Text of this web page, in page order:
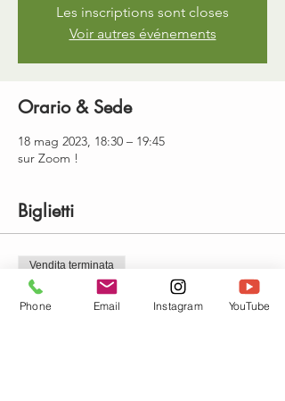
Les inscriptions sont closes
Voir autres événements
Orario & Sede
18 mag 2023, 18:30 – 19:45
sur Zoom !
Biglietti
Vendita terminata
Tipo di biglietto
Cours en visio + replay 1 mois
Phone Email Instagram YouTube